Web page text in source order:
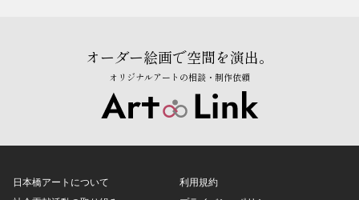
オーダー絵画で空間を演出。
オリジナルアートの相談・制作依頼
日本橋アートについて
利用規約